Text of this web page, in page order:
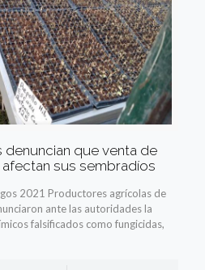
que venta de
sus sembradíos
2021 Productores agrícolas de
ante las autoridades la
falsificados como fungicidas,